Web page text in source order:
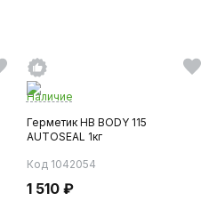
Наличие
Герметик HB BODY 115
AUTOSEAL 1кг
Код 1042054
1 510 ₽